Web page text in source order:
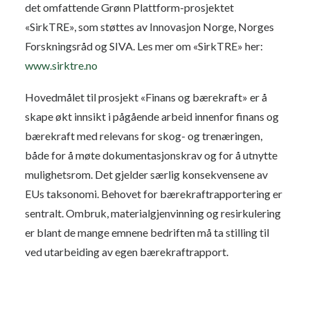
det omfattende Grønn Plattform-prosjektet
«SirkTRE», som støttes av Innovasjon Norge, Norges
Forskningsråd og SIVA. Les mer om «SirkTRE» her:
www.sirktre.no
Hovedmålet til prosjekt «Finans og bærekraft» er å
skape økt innsikt i pågående arbeid innenfor finans og
bærekraft med relevans for skog- og trenæringen,
både for å møte dokumentasjonskrav og for å utnytte
mulighetsrom. Det gjelder særlig konsekvensene av
EUs taksonomi. Behovet for bærekraftrapportering er
sentralt. Ombruk, materialgjenvinning og resirkulering
er blant de mange emnene bedriften må ta stilling til
ved utarbeiding av egen bærekraftrapport.